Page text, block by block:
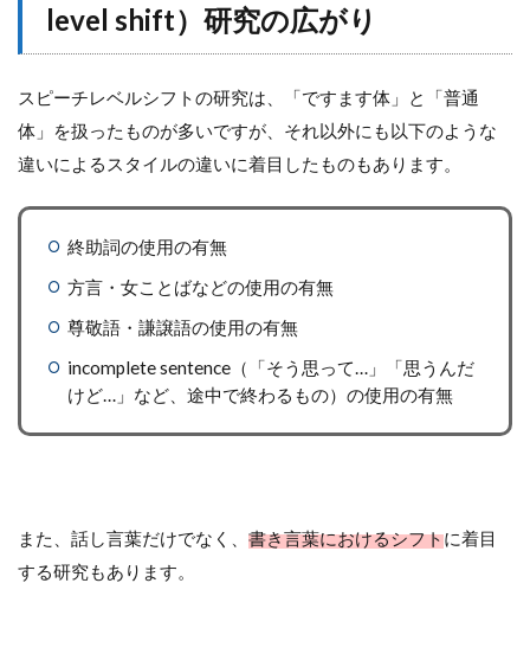
level shift）研究の広がり
スピーチレベルシフトの研究は、「ですます体」と「普通
体」を扱ったものが多いですが、それ以外にも以下のような
違いによるスタイルの違いに着目したものもあります。
終助詞の使用の有無
方言・女ことばなどの使用の有無
尊敬語・謙譲語の使用の有無
incomplete sentence（「そう思って…」「思うんだ
けど…」など、途中で終わるもの）の使用の有無
また、話し言葉だけでなく、 書き言葉におけるシフトに着目
する研究もあります。